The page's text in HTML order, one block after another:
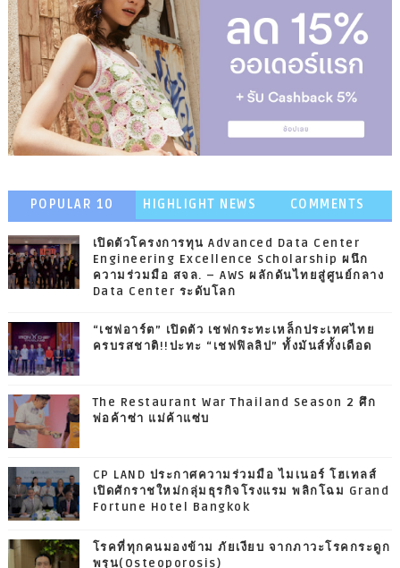
POPULAR 10 HIGHLIGHT NEWS COMMENTS
เปิดตัวโครงการทุน Advanced Data Center
Engineering Excellence Scholarship ผนึก
ความร่วมมือ สจล. – AWS ผลักดันไทยสู่ศูนย์กลาง
Data Center ระดับโลก
“เชฟอาร์ต” เปิดตัว เชฟกระทะเหล็กประเทศไทย
ครบรสชาติ!!ปะทะ “เชฟฟิลลิป” ทั้งมันส์ทั้งเดือด
The Restaurant War Thailand Season 2 ศึก
พ่อค้าซ่า แม่ค้าแซ่บ
CP LAND ประกาศความร่วมมือ ไมเนอร์ โฮเทลส์
เปิดศักราชใหม่กลุ่มธุรกิจโรงแรม พลิกโฉม Grand
Fortune Hotel Bangkok
โรคที่ทุกคนมองข้าม ภัยเงียบ จากภาวะโรคกระดูก
พรุน(Osteoporosis)